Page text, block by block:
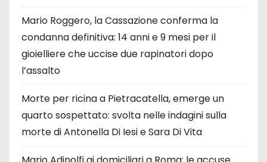
Mario Roggero, la Cassazione conferma la
condanna definitiva: 14 anni e 9 mesi per il
gioielliere che uccise due rapinatori dopo
l’assalto
Morte per ricina a Pietracatella, emerge un
quarto sospettato: svolta nelle indagini sulla
morte di Antonella Di Iesi e Sara Di Vita